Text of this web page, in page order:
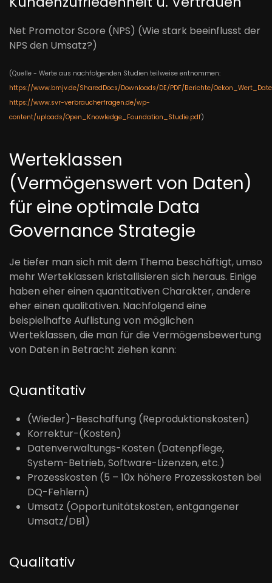
Net Promotor Score (NPS) (Wie stark beeinflusst der
NPS den Umsatz?)
(Quelle - Werte aus nachfolgenden Studien teilweise entnommen:
https://www.bmjv.de/SharedDocs/Downloads/DE/PDF/Berichte/
https://www.svr-verbraucherfragen.de/wp-
content/uploads/Open_Knowledge_Foundation_Studie.pdf)
Werteklassen
(Vermögenswert von Daten)
für eine optimale Data
Governance Strategie
Je tiefer man sich mit dem Thema beschäftigt, umso
mehr Werteklassen kristallisieren sich heraus. Einige
haben eher einen quantitativen Charakter, andere
eher einen qualitativen. Nachfolgend eine
beispielhafte Auflistung von möglichen
Werteklassen, die man für die Vermögensbewertung
von Daten in Betracht ziehen kann:
Quantitativ
(Wieder)-Beschaffung (Reproduktionskosten)
Korrektur-(Kosten)
Datenverwaltungs-Kosten (Datenpflege,
System-Betrieb, Software-Lizenzen, etc.)
Prozesskosten (5 – 10x höhere Prozesskosten bei
DQ-Fehlern)
Umsatz (Opportunitätskosten, entgangener
Umsatz/DB1)
Qualitativ